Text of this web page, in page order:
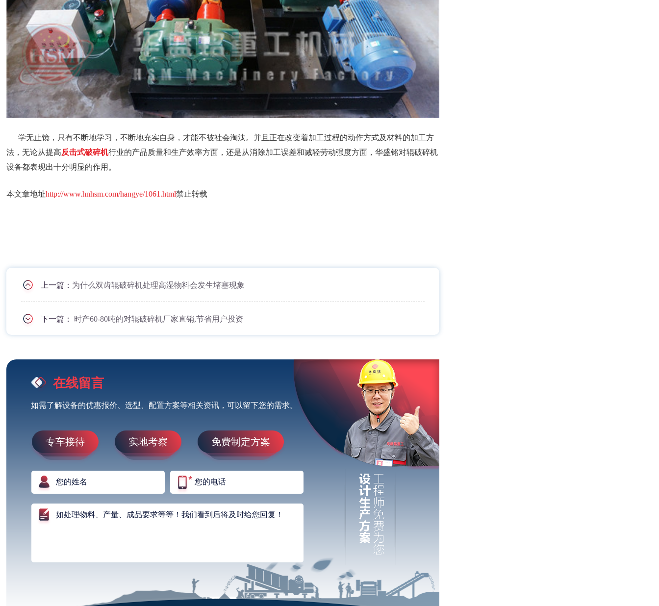
学无止镜，只有不断地学习，不断地充实自身，才能不被社会淘汰。并且正在改变着加工过程的动作方式及材料的加工方
法，无论从提高反击式破碎机行业的产品质量和生产效率方面，还是从消除加工误差和减轻劳动强度方面，华盛铭对辊破碎机
设备都表现出十分明显的作用。
本文章地址http://www.hnhsm.com/hangye/1061.html禁止转载
上一篇： 为什么双齿辊破碎机处理高湿物料会发生堵塞现象
下一篇： 时产60-80吨的对辊破碎机厂家直销,节省用户投资
在线留言
如需了解设备的优惠报价、选型、配置方案等相关资讯，可以留下您的需求。
专车接待 实地考察 免费制定方案